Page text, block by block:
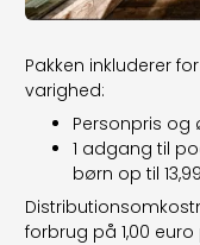
Pakken inkluderer
varighed:
Personpris og
1 adgang til
børn op til
forbrug på 1,00 euro